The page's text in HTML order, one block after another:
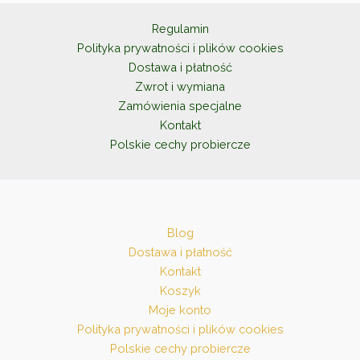
Regulamin
Polityka prywatności i plików cookies
Dostawa i płatność
Zwrot i wymiana
Zamówienia specjalne
Kontakt
Polskie cechy probiercze
Blog
Dostawa i płatność
Kontakt
Koszyk
Moje konto
Polityka prywatności i plików cookies
Polskie cechy probiercze